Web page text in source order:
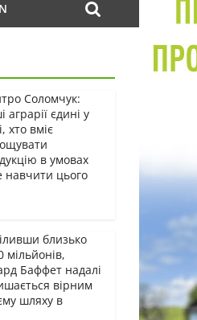
Соломчук:
аграрії єдині у
хто вміє
в умовах
навчити цього
близько
мільйонів,
Баффет надалі
вірним
шляху в